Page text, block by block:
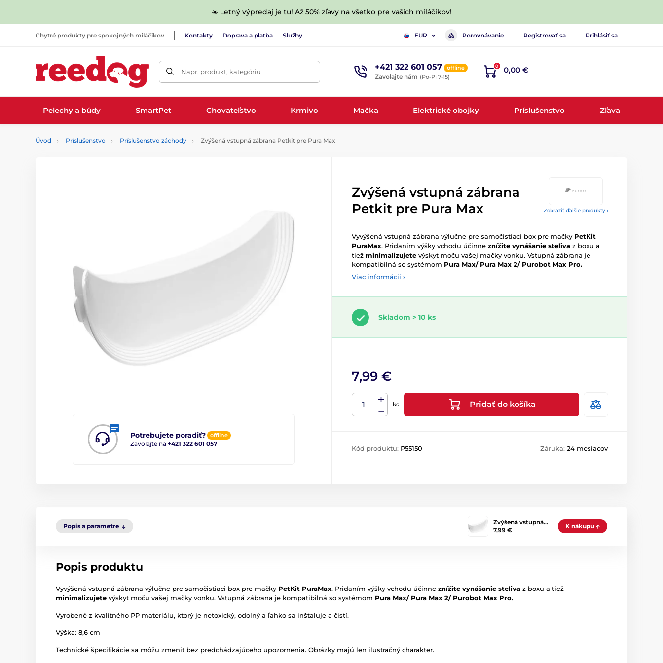
☀️ Letný výpredaj je tu! Až 50% zľavy na všetko pre vašich miláčikov!
Chytré produkty pre spokojných miláčikov Kontakty Doprava a platba Služby EUR Porovnávanie Registrovať sa Prihlásiť sa
Napr. produkt, kategóriu +421 322 601 057 offline
Zavolajte nám (Po-Pi 7-15)
0 0,00 €
Pelechy a búdy SmartPet Chovateľstvo Krmivo Mačka Elektrické obojky Príslušenstvo Zľava
Úvod Príslušenstvo Príslušenstvo záchody Zvýšená vstupná zábrana Petkit pre Pura Max
Zobraziť ďalšie produkty ›
Potrebujete poradiť? offline
Zavolajte na +421 322 601 057
Zvýšená vstupná zábrana
Petkit pre Pura Max
Vyvýšená vstupná zábrana výlučne pre samočistiaci box pre mačky PetKit
PuraMax. Pridaním výšky vchodu účinne znížite vynášanie steliva z boxu a
tiež minimalizujete výskyt moču vašej mačky vonku. Vstupná zábrana je
kompatibilná so systémom Pura Max/ Pura Max 2/ Purobot Max Pro.
Viac informácií ›
Skladom > 10 ks
7,99 €
ks Pridať do košíka
Kód produktu: P55150 Záruka: 24 mesiacov
Popis a parametre
Zvýšená vstupná…
7,99 €
K nákupu
Popis produktu
Vyvýšená vstupná zábrana výlučne pre samočistiaci box pre mačky PetKit PuraMax. Pridaním výšky vchodu účinne znížite vynášanie steliva z boxu a tiež
minimalizujete výskyt moču vašej mačky vonku. Vstupná zábrana je kompatibilná so systémom Pura Max/ Pura Max 2/ Purobot Max Pro.
Vyrobené z kvalitného PP materiálu, ktorý je netoxický, odolný a ľahko sa inštaluje a čistí.
Výška: 8,6 cm
Technické špecifikácie sa môžu zmeniť bez predchádzajúceho upozornenia. Obrázky majú len ilustračný charakter.